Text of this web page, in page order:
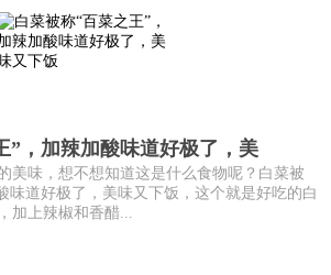
”，加辣加酸味道好极了，美
美味，想不想知道这是什么食物呢？白菜被
味道好极了，美味又下饭，这个就是好吃的白
加上辣椒和香醋...